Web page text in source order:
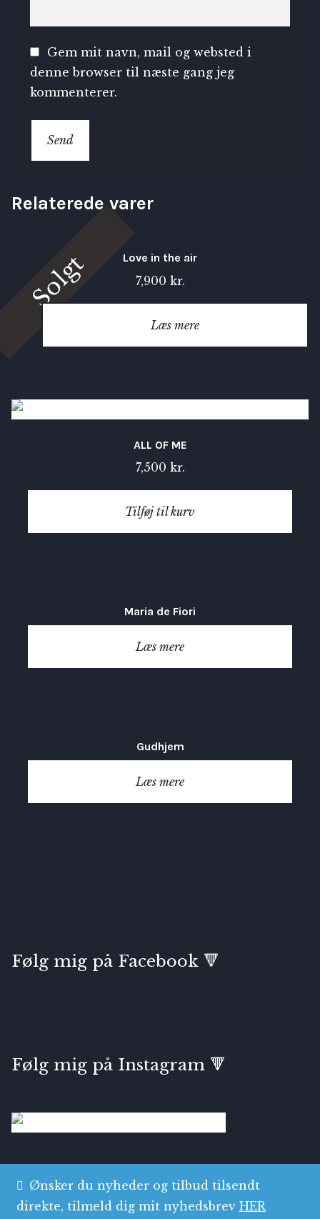
Gem mit navn, mail og websted i
denne browser til næste gang jeg
kommenterer.
Relaterede varer
Solgt Love in the air
7,900 kr.
Læs mere
ALL OF ME
7,500 kr.
Tilføj til kurv
Maria de Fiori
Læs mere
Gudhjem
Læs mere
Følg mig på Facebook 🔻
Følg mig på Instagram 🔻
© Bryggens Gallerie & Atelier 2026
Ønsker du nyheder og tilbud tilsendt
direkte, tilmeld dig mit nyhedsbrev HER